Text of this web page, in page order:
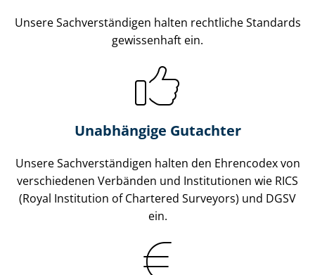
Unsere Sach­ver­stän­di­gen halten rechtliche Standards
gewissenhaft ein.
Unabhängige Gutachter
Unsere Sach­ver­stän­di­gen halten den Ehrencodex von
verschiedenen Verbänden und Institutionen wie RICS
(Royal Institution of Chartered Surveyors) und DGSV
ein.